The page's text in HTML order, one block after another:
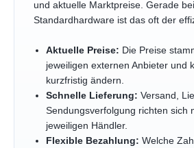
und aktuelle Marktpreise. Gerade bei
Standardhardware ist das oft der
Aktuelle Preise: Die Preise
jeweiligen externen Anbieter und
kurzfristig ändern.
Schnelle Lieferung: Versand,
Sendungsverfolgung richten sich
jeweiligen Händler.
Flexible Bezahlung: Welche